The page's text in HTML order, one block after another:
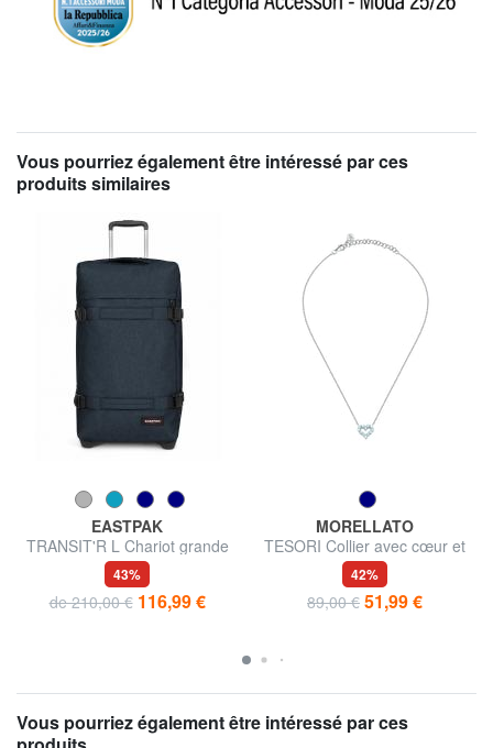
Vous pourriez également être intéressé par ces
produits similaires
EASTPAK
TRANSIT'R L Chariot grande
taille
43%
de 210,00 € 116,99 €
MORELLATO
TESORI Collier avec cœur et
zircons
42%
89,00 € 51,99 €
Vous pourriez également être intéressé par ces